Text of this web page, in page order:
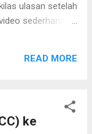
ulasan setelah
sederhana. -
setelah
mengatasinya
klip satu
klip tersebut.
READ MORE
ke